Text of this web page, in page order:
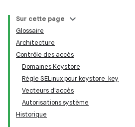
Sur cette page
Glossaire
Architecture
Contrôle des accès
Domaines Keystore
Règle SELinux pour keystore_key
Vecteurs d'accès
Autorisations système
Historique